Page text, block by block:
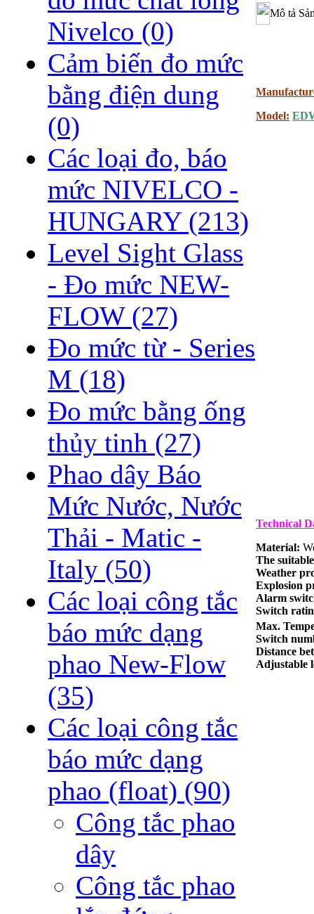
Nivelco (0)
Cảm biến đo mức
bằng điện dung
(0)
Các loại đo, báo
mức NIVELCO -
HUNGARY (213)
Level Sight Glass
- Đo mức NEW-
FLOW (27)
Đo mức từ - Series
M (18)
Đo mức bằng ống
thủy tinh (27)
Phao dây Báo
Mức Nước, Nước
Thải - Matic -
Italy (50)
Các loại công tắc
báo mức dạng
phao New-Flow
(35)
Các loại công tắc
báo mức dạng
phao (float) (90)
Công tắc phao
dây
Công tắc phao
Mô tả
Model:
Technical
Material:
The
Weather
Explosion
Alarm switc
Switch
Max.
Switch
Distance
Adjustable